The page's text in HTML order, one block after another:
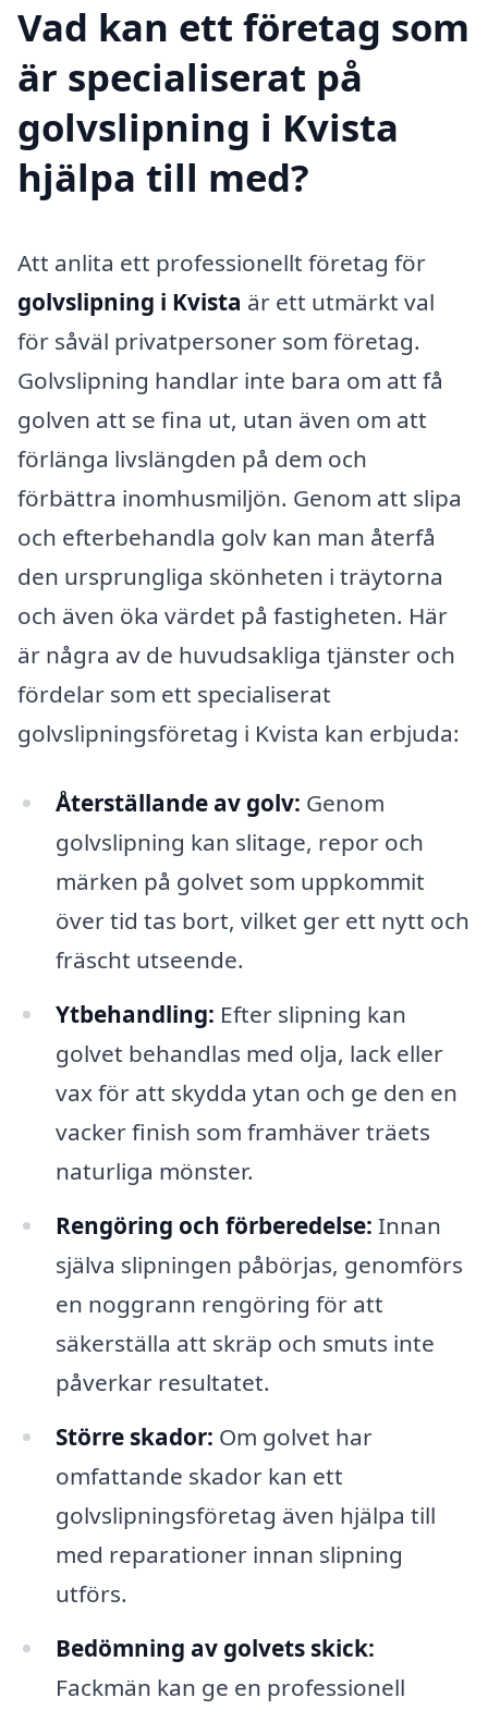
Vad kan ett företag som
är specialiserat på
golvslipning i Kvista
hjälpa till med?
Att anlita ett professionellt företag för
golvslipning i Kvista är ett utmärkt val
för såväl privatpersoner som företag.
Golvslipning handlar inte bara om att få
golven att se fina ut, utan även om att
förlänga livslängden på dem och
förbättra inomhusmiljön. Genom att slipa
och efterbehandla golv kan man återfå
den ursprungliga skönheten i träytorna
och även öka värdet på fastigheten. Här
är några av de huvudsakliga tjänster och
fördelar som ett specialiserat
golvslipningsföretag i Kvista kan erbjuda:
Återställande av golv: Genom
golvslipning kan slitage, repor och
märken på golvet som uppkommit
över tid tas bort, vilket ger ett nytt och
fräscht utseende.
Ytbehandling: Efter slipning kan
golvet behandlas med olja, lack eller
vax för att skydda ytan och ge den en
vacker finish som framhäver träets
naturliga mönster.
Rengöring och förberedelse: Innan
själva slipningen påbörjas, genomförs
en noggrann rengöring för att
säkerställa att skräp och smuts inte
påverkar resultatet.
Större skador: Om golvet har
omfattande skador kan ett
golvslipningsföretag även hjälpa till
med reparationer innan slipning
utförs.
Bedömning av golvets skick:
Fackmän kan ge en professionell